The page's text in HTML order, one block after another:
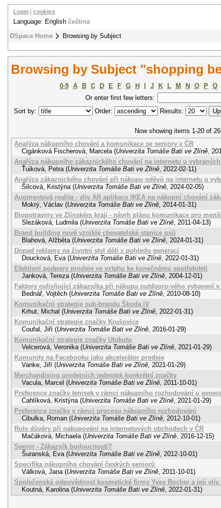
DSpace Home Browsing by Subject
Login cookies
Language: English čeština
Browsing by Subject "shopping
0-9 A B C D E F G H J K L M N O P
Q
Or enter first few letters:
Sort by:
Order: Results:
Now showing items 1-20 of 26
Analýza nákupního chování a komunikace se seniory v ČR
Cigánková Fischerová, Marcela (Univerzita Tomáše Bati ve Zlíně,
Analýza nákupního zákaznického chování na internetu u
Ťuiková, Petra (Univerzita Tomáše Bati ve Zlíně, 2022-02-11)
Analýza zákaznického chování při nákupu oděvů na internetu u
Šilcová, Kristýna (Univerzita Tomáše Bati ve Zlíně, 2024-02-05)
Augmentová realita - vliv AR aplikace IKEA na nákupní chování
Mokrý, Václav (Univerzita Tomáše Bati ve Zlíně, 2014-01-31)
Biopotraviny ve Zlínském kraji - návrh plánu komunikace pro
Slezáková, Ludmila (Univerzita Tomáše Bati ve Zlíně, 2011-04-13)
Brand building nově vzniklé chovatelské stanice psů
Blahová, Alžběta (Univerzita Tomáše Bati ve Zlíně, 2024-01-31)
Dopad reklamy na životní styl dětí z pohledu generací
Doucková, Eva (Univerzita Tomáše Bati ve Zlíně, 2022-01-31)
Efektivní podpory prodeje ve vztahu ke konečnému spotřebiteli
Janková, Tereza (Univerzita Tomáše Bati ve Zlíně, 2004-12-01)
Faktory ovlivňující zákazníka při nákupu outdooro-vého vybavení
Bednář, Vojtěch (Univerzita Tomáše Bati ve Zlíně, 2010-08-10)
Komunikační strategie sub-brandu Škoda iV
Krhut, Michal (Univerzita Tomáše Bati ve Zlíně, 2022-01-31)
Komunikační strategie značky Krušovice
Coufal, Jiří (Univerzita Tomáše Bati ve Zlíně, 2016-01-29)
Komunikační strategie značky Utukutu
Velcerová, Veronika (Univerzita Tomáše Bati ve Zlíně, 2021-01-29)
Komunity na Facebooku jako akcelerátor prodeje
Vanke, Jiří (Univerzita Tomáše Bati ve Zlíně, 2021-01-29)
Merchandising prodejních jednotek konkrétní značky
Vacula, Marcel (Univerzita Tomáše Bati ve Zlíně, 2011-10-01)
Preference značky tenisek v rámci nákupního rozhodování u
Cahlíková, Kristýna (Univerzita Tomáše Bati ve Zlíně, 2021-01-29)
Preference značky v rámci procesu nákupního rozhodování
Cibulka, Roman (Univerzita Tomáše Bati ve Zlíně, 2012-10-01)
Role důvěry při nakupování na internetových obchodech v ČR
Mačáková, Michaela (Univerzita Tomáše Bati ve Zlíně, 2016-12-15)
Senior - Zákazník budoucnosti?
Šuranská, Eva (Univerzita Tomáše Bati ve Zlíně, 2012-10-01)
Specifika nákupního chování českých seniorů
Válková, Jana (Univerzita Tomáše Bati ve Zlíně, 2011-10-01)
Společenská odpovědnost kosmetické firmy Yves Rocher a její
Koutná, Karolina (Univerzita Tomáše Bati ve Zlíně, 2022-01-31)